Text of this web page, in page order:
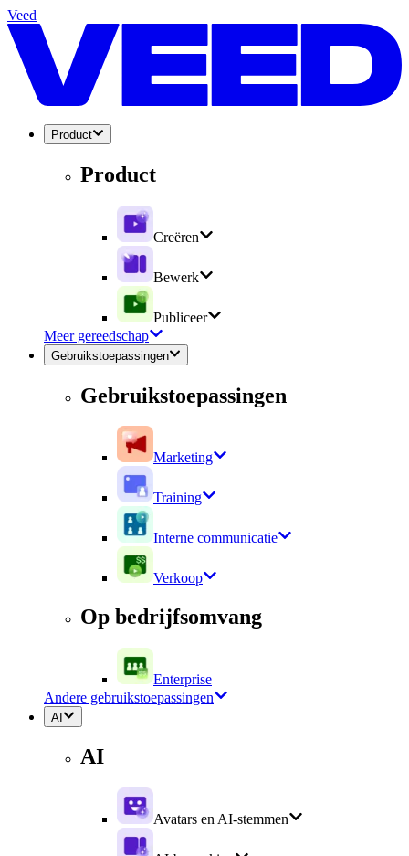
Veed
Product
Product
Creëren
Bewerk
Publiceer
Meer gereedschap
Gebruikstoepassingen
Gebruikstoepassingen
Marketing
Training
Interne communicatie
Verkoop
Op bedrijfsomvang
Enterprise
Andere gebruikstoepassingen
AI
AI
Avatars en AI-stemmen